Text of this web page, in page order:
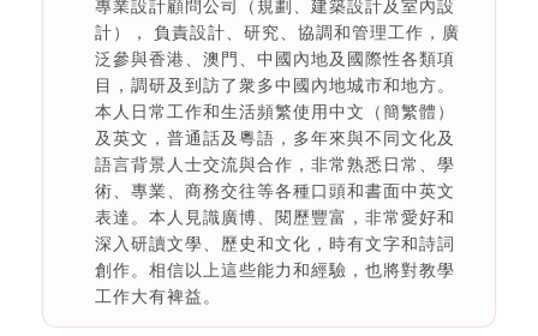
專業設計顧問公司（規劃、建築設計及室內設
計）， 負責設計、研究、協調和管理工作，廣
泛參與香港、澳門、中國內地及國際性各類項
目，調研及到訪了衆多中國內地城市和地方。
本人日常工作和生活頻繁使用中文（簡繁體）
及英文，普通話及粵語，多年來與不同文化及
語言背景人士交流與合作，非常熟悉日常、學
術、專業、商務交往等各種口頭和書面中英文
表達。本人見識廣博、閱歷豐富，非常愛好和
深入研讀文學、歷史和文化，時有文字和詩詞
創作。相信以上這些能力和經驗，也將對教學
工作大有裨益。